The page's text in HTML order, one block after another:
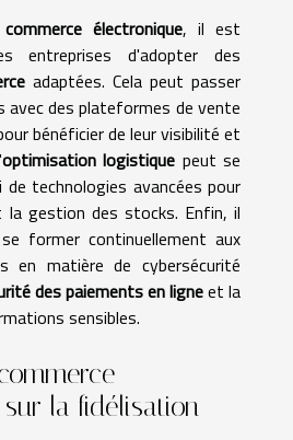
électronique, il est
entreprises d'adopter des
adaptées. Cela peut passer
avec des plateformes de vente
bénéficier de leur visibilité et
optimisation logistique peut se
de technologies avancées pour
gestion des stocks. Enfin, il
former continuellement aux
en matière de cybersécurité
des paiements en ligneet la
sensibles.
la fidélisation